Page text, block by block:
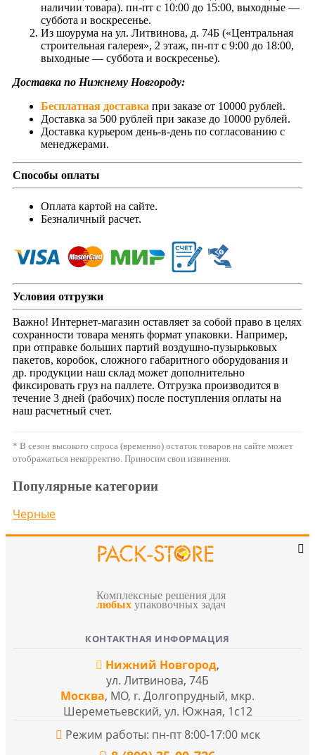
наличии товара). пн-пт с 10:00 до 15:00, выходные —
суббота и воскресенье.
Из шоурума на ул. Литвинова, д. 74Б («Центральная
строительная галерея», 2 этаж, пн-пт с 9:00 до 18:00,
выходные — суббота и воскресенье).
Доставка по Нижнему Новгороду:
Бесплатная доставка при заказе от 10000 рублей.
Доставка за 500 рублей при заказе до 10000 рублей.
Доставка курьером день-в-день по согласованию с
менеджерами.
Способы оплаты
Оплата картой на сайте.
Безналичный расчет.
Условия отгрузки
Важно! Интернет-магазин оставляет за собой право в целях
сохранности товара менять формат упаковки. Например,
при отправке больших партий воздушно-пузырьковых
пакетов, коробок, сложного габаритного оборудования и
др. продукции наш склад может дополнительно
фиксировать груз на паллете. Отгрузка производится в
течение 3 дней (рабочих) после поступления оплаты на
наш расчетный счет.
* В сезон высокого спроса (временно) остаток товаров на сайте может
отображаться некорректно. Приносим свои извинения.
Популярные категории
Черные
Комплексные решения для
любых упаковочных задач
КОНТАКТНАЯ ИНФОРМАЦИЯ
Нижний Новгород,
ул. Литвинова, 74Б
Москва, МО, г. Долгопрудный, мкр.
Шереметьевский, ул. Южная, 1с12
Режим работы: пн-пт 8:00-17:00 мск